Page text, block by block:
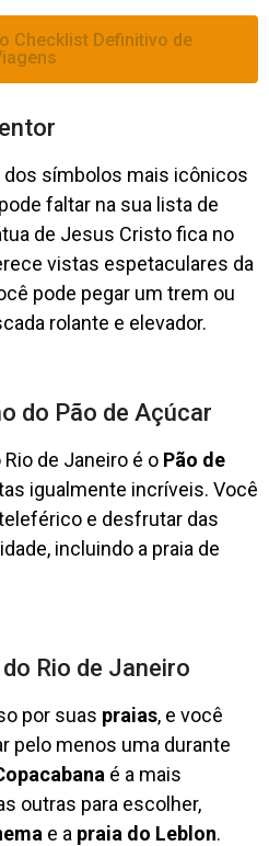
Checklist Definitivo de
dos símbolos mais icônicos
faltar na sua lista de
de Jesus Cristo fica no
vistas espetaculares da
pode pegar um trem ou
rolante e elevador.
do Pão de Açúcar
de Janeiro é o Pão de
igualmente incríveis. Você
e desfrutar das
incluindo a praia de
Rio de Janeiro
por suas praias, e você
pelo menos uma durante
é a mais
outras para escolher,
e a praia do Leblon.